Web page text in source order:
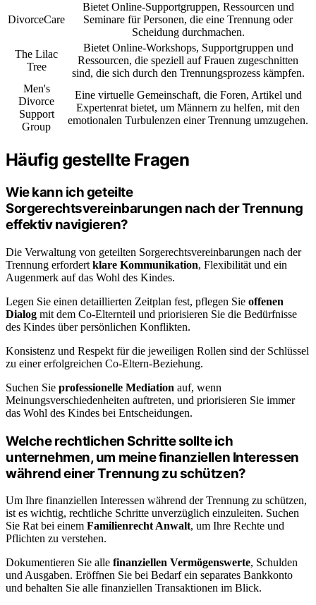
DivorceCare
Bietet Online-Supportgruppen, Ressourcen und
Seminare für Personen, die eine Trennung oder
Scheidung durchmachen.
The Lilac
Tree
Bietet Online-Workshops, Supportgruppen und
Ressourcen, die speziell auf Frauen zugeschnitten
sind, die sich durch den Trennungsprozess kämpfen.
Men's
Divorce
Support
Group
Eine virtuelle Gemeinschaft, die Foren, Artikel und
Expertenrat bietet, um Männern zu helfen, mit den
emotionalen Turbulenzen einer Trennung umzugehen.
Häufig gestellte Fragen
Wie kann ich geteilte
Sorgerechtsvereinbarungen nach der Trennung
effektiv navigieren?
Die Verwaltung von geteilten Sorgerechtsvereinbarungen nach der
Trennung erfordert klare Kommunikation, Flexibilität und ein
Augenmerk auf das Wohl des Kindes.
Legen Sie einen detaillierten Zeitplan fest, pflegen Sie offenen
Dialog mit dem Co-Elternteil und priorisieren Sie die Bedürfnisse
des Kindes über persönlichen Konflikten.
Konsistenz und Respekt für die jeweiligen Rollen sind der Schlüssel
zu einer erfolgreichen Co-Eltern-Beziehung.
Suchen Sie professionelle Mediation auf, wenn
Meinungsverschiedenheiten auftreten, und priorisieren Sie immer
das Wohl des Kindes bei Entscheidungen.
Welche rechtlichen Schritte sollte ich
unternehmen, um meine finanziellen Interessen
während einer Trennung zu schützen?
Um Ihre finanziellen Interessen während der Trennung zu schützen,
ist es wichtig, rechtliche Schritte unverzüglich einzuleiten. Suchen
Sie Rat bei einem Familienrecht Anwalt, um Ihre Rechte und
Pflichten zu verstehen.
Dokumentieren Sie alle finanziellen Vermögenswerte, Schulden
und Ausgaben. Eröffnen Sie bei Bedarf ein separates Bankkonto
und behalten Sie alle finanziellen Transaktionen im Blick.